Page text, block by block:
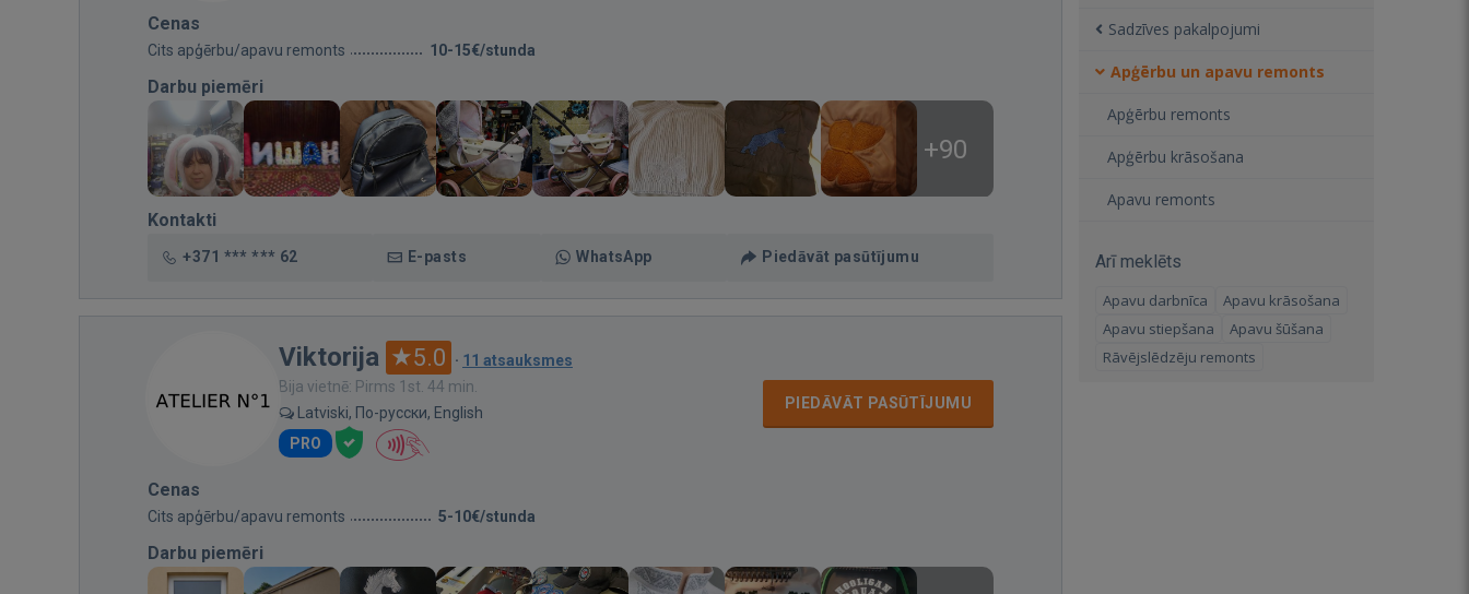
Cenas
Cits apģērbu/apavu remonts 10-15€/stunda
Darbu piemēri
+90
Kontakti
+371 *** *** 62 E-pasts WhatsApp Piedāvāt pasūtījumu
Viktorija 5.0 · 11 atsauksmes
Bija vietnē: Pirms 1st. 44 min.
Latviski, По-русски, English
PRO
PIEDĀVĀT PASŪTĪJUMU
Cenas
Cits apģērbu/apavu remonts 5-10€/stunda
Darbu piemēri
Sadzīves pakalpojumi
Apģērbu un apavu remonts
Apģērbu remonts
Apģērbu krāsošana
Apavu remonts
Arī meklēts
Apavu darbnīca
Apavu krāsošana
Apavu stiepšana
Apavu šūšana
Rāvējslēdzēju remonts